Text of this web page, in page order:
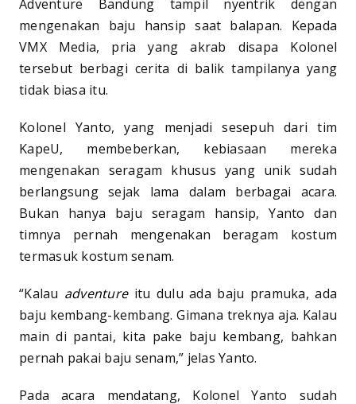
Adventure Bandung tampil nyentrik dengan
mengenakan baju hansip saat balapan. Kepada
VMX Media, pria yang akrab disapa Kolonel
tersebut berbagi cerita di balik tampilanya yang
tidak biasa itu.
Kolonel Yanto, yang menjadi sesepuh dari tim
KapeU, membeberkan, kebiasaan mereka
mengenakan seragam khusus yang unik sudah
berlangsung sejak lama dalam berbagai acara.
Bukan hanya baju seragam hansip, Yanto dan
timnya pernah mengenakan beragam kostum
termasuk kostum senam.
“Kalau adventureitu dulu ada baju pramuka, ada
baju kembang-kembang. Gimana treknya aja. Kalau
main di pantai, kita pake baju kembang, bahkan
pernah pakai baju senam,” jelas Yanto.
Pada acara mendatang, Kolonel Yanto sudah